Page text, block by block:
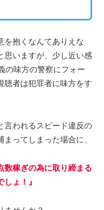
を抱くなんてありえな
思いますが、少し近い感
の味方の警察にフォー
聴者は犯罪者に味方をす
言われるスピード違反の
ってしまった場合に、
数稼ぎの為に取り締まる
ょ！』